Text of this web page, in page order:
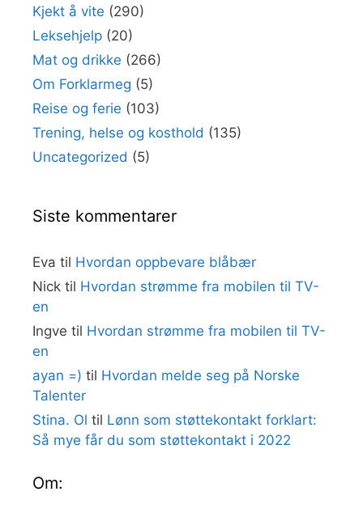
Kjekt å vite (290)
Leksehjelp (20)
Mat og drikke (266)
Om Forklarmeg (5)
Reise og ferie (103)
Trening, helse og kosthold (135)
Uncategorized (5)
Siste kommentarer
Eva til Hvordan oppbevare blåbær
Nick til Hvordan strømme fra mobilen til TV-
en
Ingve til Hvordan strømme fra mobilen til TV-
en
ayan =) til Hvordan melde seg på Norske
Talenter
Stina. Ol til Lønn som støttekontakt forklart:
Så mye får du som støttekontakt i 2022
Om: